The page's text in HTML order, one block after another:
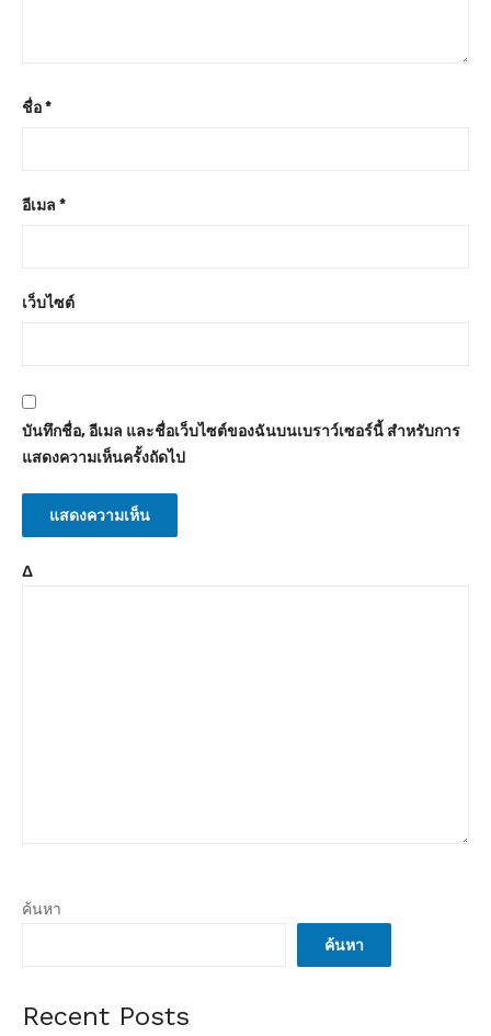
ชื่อ*
อีเมล *
เว็บไซต์
บันทึกชื่อ, อีเมล และชื่อเว็บไซต์ของฉันบนเบราว์เซอร์นี้ สำหรับการ
แสดงความเห็นครั้งถัดไป
Δ
ค้นหา
ค้นหา
Recent Posts